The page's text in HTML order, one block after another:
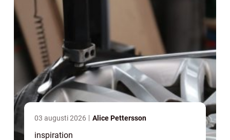
03 augusti 2026 Alice Pettersson
inspiration